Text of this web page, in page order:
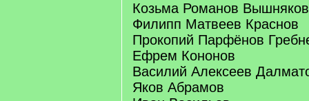
Козьма Романов Вышняков
Филипп Матвеев Краснов
Прокопий Парфёнов
Ефрем Кононов
Василий Алексеев
Яков Абрамов